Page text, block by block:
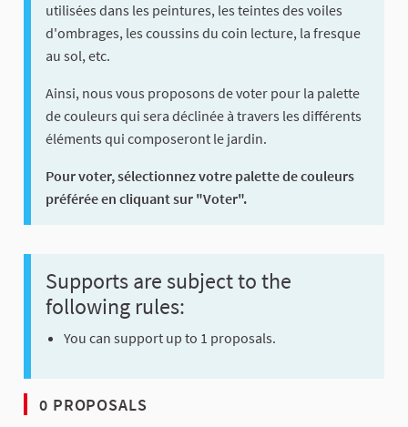
utilisées dans les peintures, les teintes des voiles
d'ombrages, les coussins du coin lecture, la fresque
au sol, etc.
Ainsi, nous vous proposons de voter pour la palette
de couleurs qui sera déclinée à travers les différents
éléments qui composeront le jardin.
Pour voter, sélectionnez votre palette de couleurs
préférée en cliquant sur "Voter".
Supports are subject to the
following rules:
You can support up to 1 proposals.
0 PROPOSALS